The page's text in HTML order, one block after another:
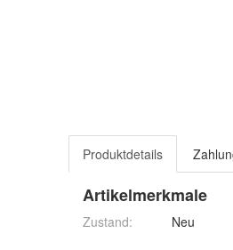
Produktdetails
Artikelmerkmale
Zustand: Neu